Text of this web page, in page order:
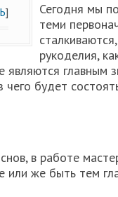
]
Сегодня мы
теми
рукоделия,
являются главным
чего будет
в работе
или же быть тем